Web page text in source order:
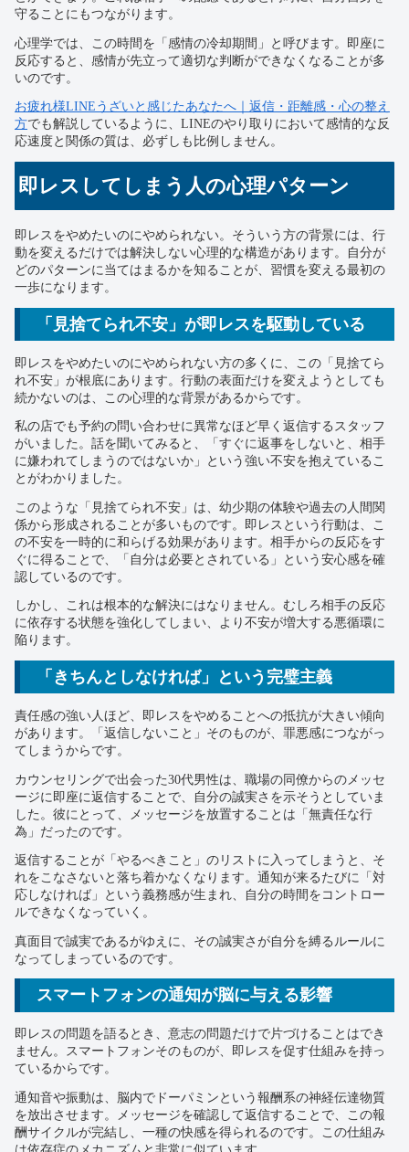
守ることにもつながります。
心理学では、この時間を「感情の冷却期間」と呼びます。即座に
反応すると、感情が先立って適切な判断ができなくなることが多
いのです。
お疲れ様LINEうざいと感じたあなたへ｜返信・距離感・心の整え
方でも解説しているように、LINEのやり取りにおいて感情的な反
応速度と関係の質は、必ずしも比例しません。
即レスしてしまう人の心理パターン
即レスをやめたいのにやめられない。そういう方の背景には、行
動を変えるだけでは解決しない心理的な構造があります。自分が
どのパターンに当てはまるかを知ることが、習慣を変える最初の
一歩になります。
「見捨てられ不安」が即レスを駆動している
即レスをやめたいのにやめられない方の多くに、この「見捨てら
れ不安」が根底にあります。行動の表面だけを変えようとしても
続かないのは、この心理的な背景があるからです。
私の店でも予約の問い合わせに異常なほど早く返信するスタッフ
がいました。話を聞いてみると、「すぐに返事をしないと、相手
に嫌われてしまうのではないか」という強い不安を抱えているこ
とがわかりました。
このような「見捨てられ不安」は、幼少期の体験や過去の人間関
係から形成されることが多いものです。即レスという行動は、こ
の不安を一時的に和らげる効果があります。相手からの反応をす
ぐに得ることで、「自分は必要とされている」という安心感を確
認しているのです。
しかし、これは根本的な解決にはなりません。むしろ相手の反応
に依存する状態を強化してしまい、より不安が増大する悪循環に
陥ります。
「きちんとしなければ」という完璧主義
責任感の強い人ほど、即レスをやめることへの抵抗が大きい傾向
があります。「返信しないこと」そのものが、罪悪感につながっ
てしまうからです。
カウンセリングで出会った30代男性は、職場の同僚からのメッセ
ージに即座に返信することで、自分の誠実さを示そうとしていま
した。彼にとって、メッセージを放置することは「無責任な行
為」だったのです。
返信することが「やるべきこと」のリストに入ってしまうと、そ
れをこなさないと落ち着かなくなります。通知が来るたびに「対
応しなければ」という義務感が生まれ、自分の時間をコントロー
ルできなくなっていく。
真面目で誠実であるがゆえに、その誠実さが自分を縛るルールに
なってしまっているのです。
スマートフォンの通知が脳に与える影響
即レスの問題を語るとき、意志の問題だけで片づけることはでき
ません。スマートフォンそのものが、即レスを促す仕組みを持っ
ているからです。
通知音や振動は、脳内でドーパミンという報酬系の神経伝達物質
を放出させます。メッセージを確認して返信することで、この報
酬サイクルが完結し、一種の快感を得られるのです。この仕組み